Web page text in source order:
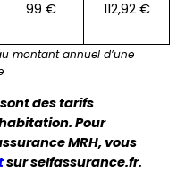
99 € 112,92 €
montant annuel d’une
des tarifs
Pour
MRH, vous
sur selfassurance.fr.